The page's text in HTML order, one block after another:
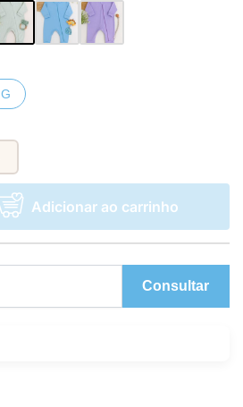
G
Adicionar ao carrinho
Consultar